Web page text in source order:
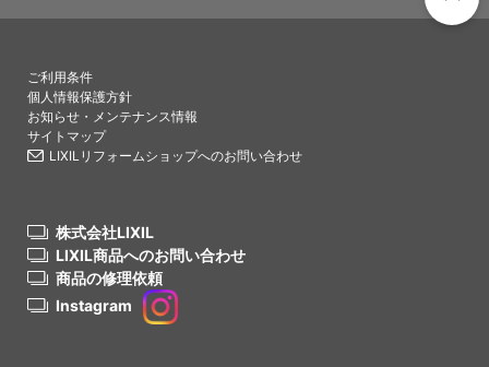
ご利用条件
個人情報保護方針
お知らせ・メンテナンス情報
サイトマップ
LIXILリフォームショップへのお問い合わせ
株式会社LIXIL
LIXIL商品へのお問い合わせ
商品の修理依頼
Instagram